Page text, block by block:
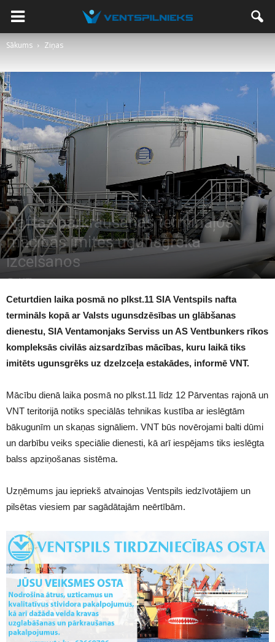
Sākums Ziņas
Ziņas Ventspilī
Naftas pārkraušanas termināļos
mācībās imitēs ugunsgrēka
izcelšanos
1672
Ceturtdien laika posmā no plkst.11 SIA Ventspils nafta
termināls kopā ar Valsts ugunsdzēsības un glābšanas
dienestu, SIA Ventamonjaks Serviss un AS Ventbunkers rīkos
kompleksās civilās aizsardzības mācības, kuru laikā tiks
imitēts ugunsgrēks uz dzelzceļa estakādes, informē VNT.
Mācību dienā laika posmā no plkst.11 līdz 12 Pārventas rajonā un
VNT teritorijā notiks speciālās tehnikas kustība ar ieslēgtām
bākugunīm un skaņas signāliem. VNT būs novērojami balti dūmi
un darbību veiks speciālie dienesti, kā arī iespējams tiks ieslēgta
balss apziņošanas sistēma.
Uzņēmums jau iepriekš atvainojas Ventspils iedzīvotājiem un
pilsētas viesiem par sagādātajām neērtībām.